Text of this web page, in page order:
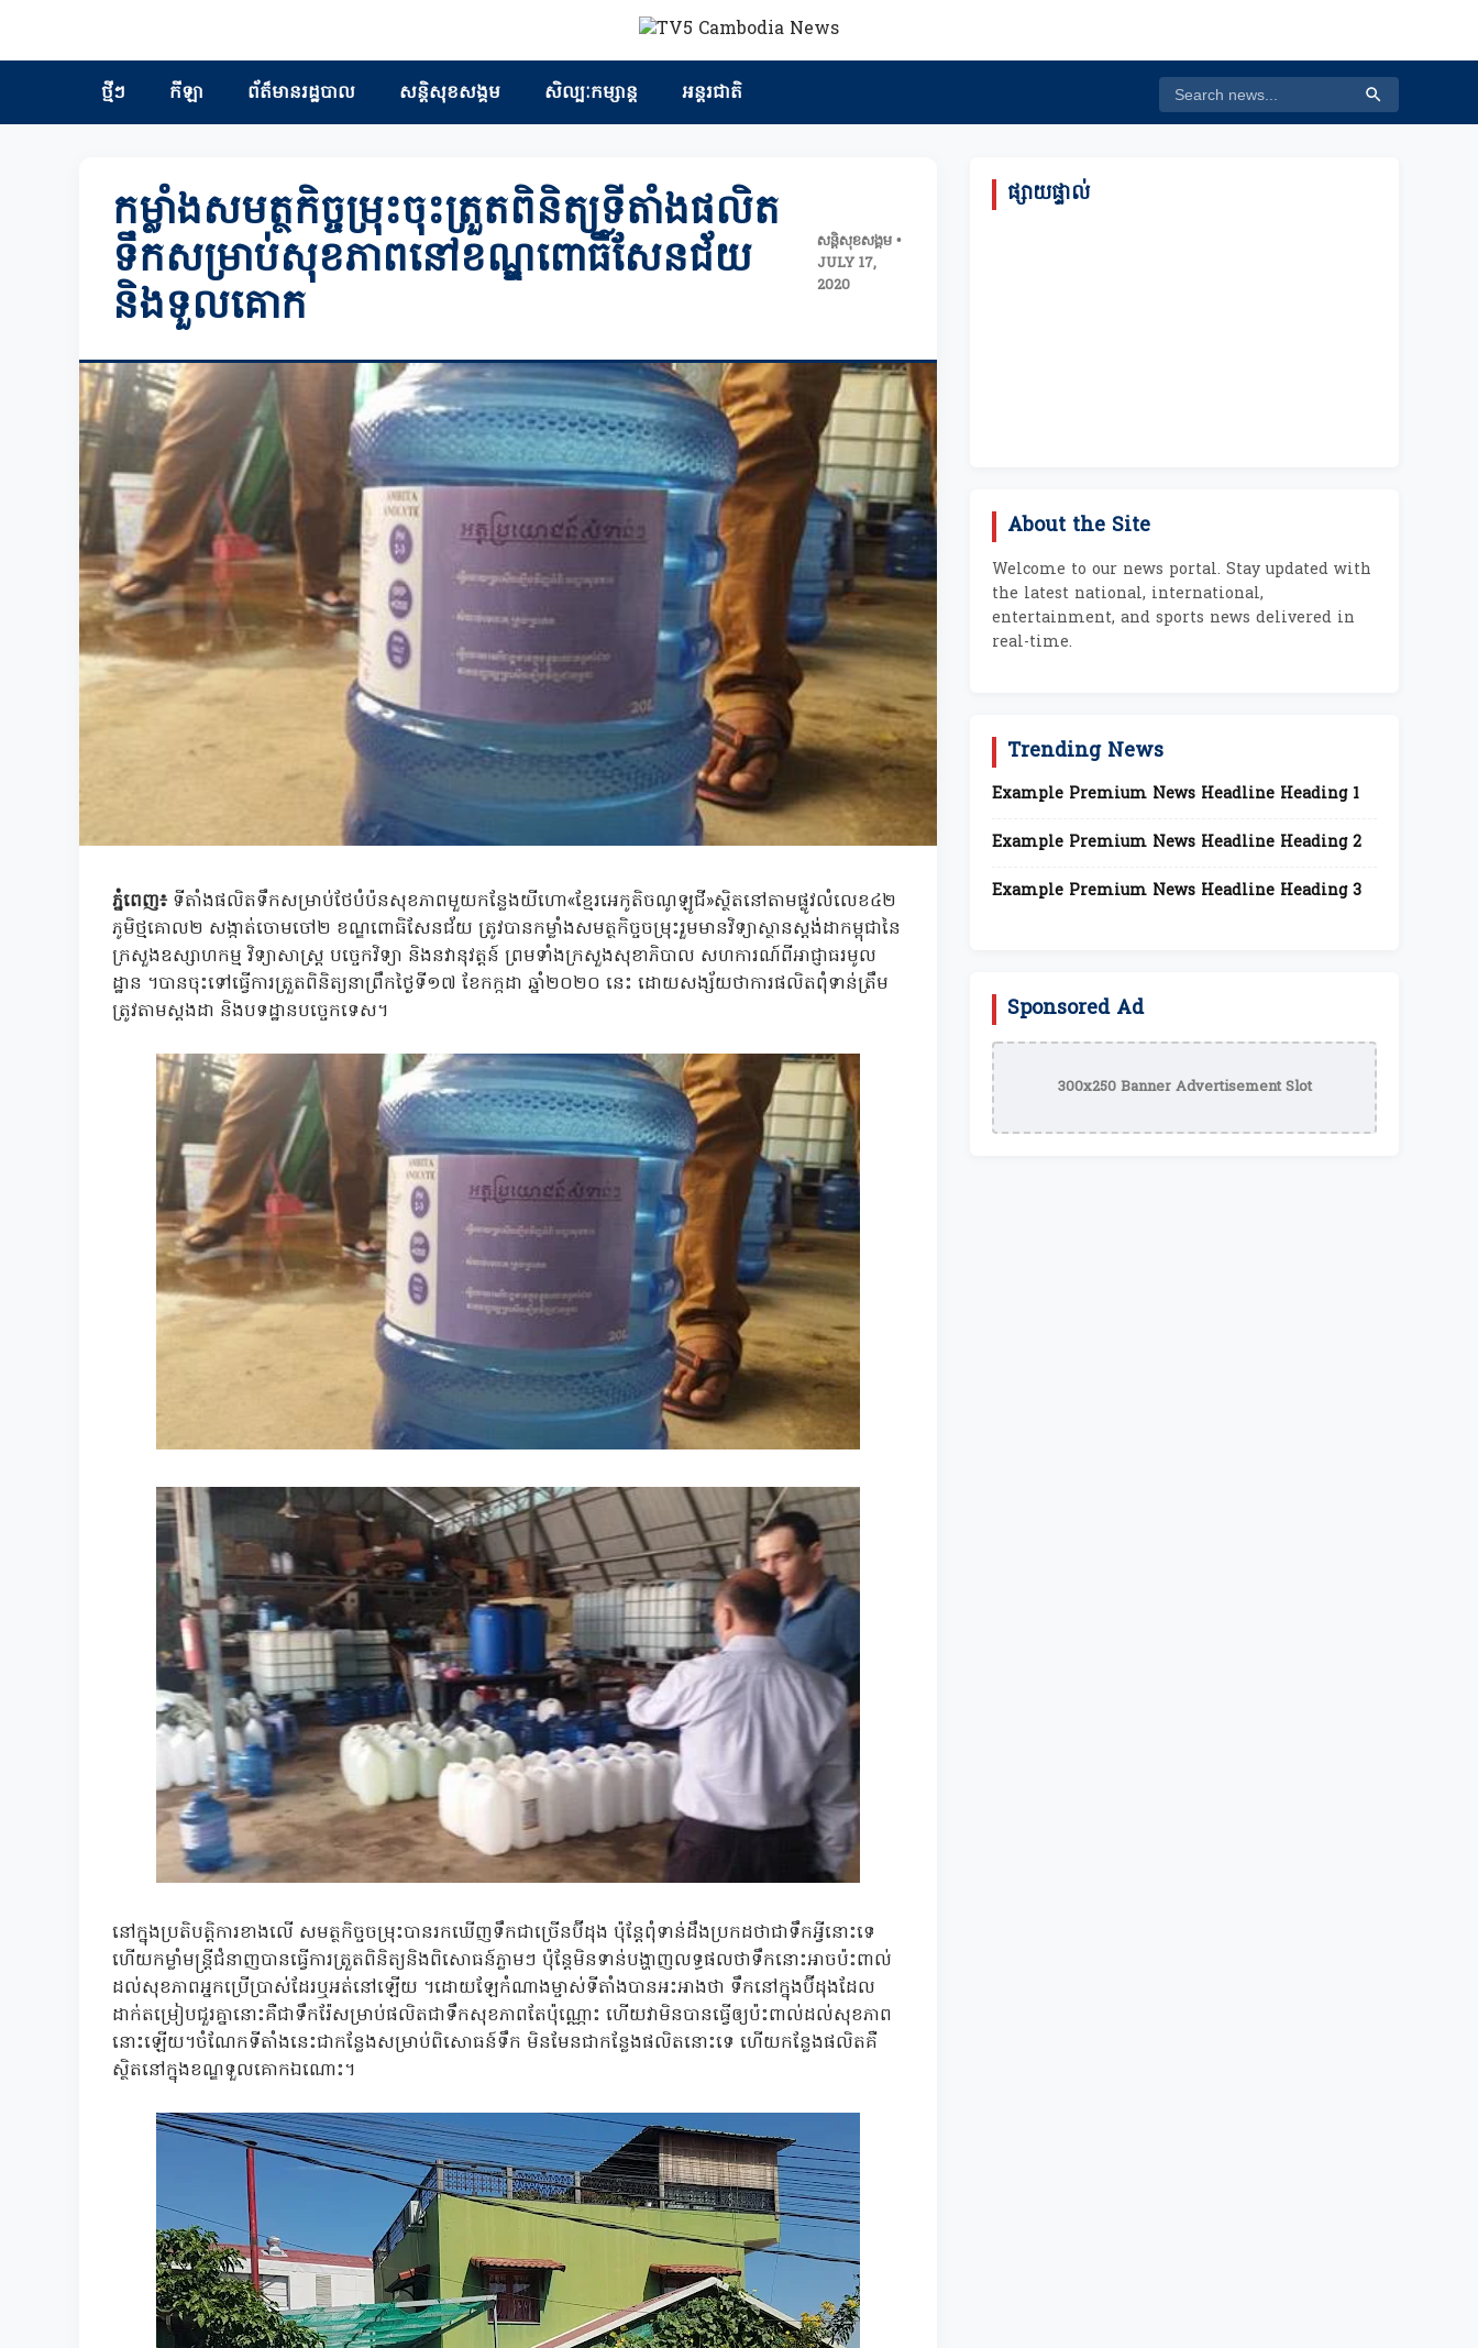
ថ្មីៗ កីឡា ព័ត៏មានរដ្ឋបាល សន្តិសុខសង្គម សិល្បៈកម្សាន្ត អន្តរជាតិ
កម្លាំងសមត្ថកិច្ចម្រុះចុះត្រួតពិនិត្យទីតាំងផលិត
ទឹកសម្រាប់សុខភាពនៅខណ្ឌពោធិ៍សែនជ័យ
និងទួលគោក
សន្តិសុខសង្គម •
JULY 17,
2020
ភ្នំពេញ៖ ទីតាំងផលិតទឹកសម្រាប់ថែបំប៉នសុខភាពមួយកន្លែងយីហោ«ខ្មែរអេកូតិចណូឡូជី»ស្ថិតនៅតាមផ្លូវលំលេខ៤២
ភូមិថ្មគោល២ សង្កាត់ចោមចៅ២ ខណ្ឌពោធិសែនជ័យ ត្រូវបានកម្លាំងសមត្ថកិច្ចចម្រុះរួមមានវិទ្យាស្ថានស្តង់ដាកម្ពុជានៃ
ក្រសួងឧស្សាហកម្ម វិទ្យាសាស្រ្ត បច្ចេកវិទ្យា និងនវានុវត្តន៍ ព្រមទាំងក្រសួងសុខាភិបាល សហការណ៍ពីអាជ្ញាធរមូល
ដ្ឋាន ។បានចុះទៅធ្វើការត្រួតពិនិត្យនាព្រឹកថ្ងៃទី១៧ ខែកក្កដា ឆ្នាំ២០២០ នេះ ដោយសង្ស័យថាការផលិតពុំទាន់ត្រឹម
ត្រូវតាមស្តងដា និងបទដ្ឋានបច្ចេកទេស។
នៅក្នុងប្រតិបត្តិការខាងលើ សមត្ថកិច្ចចម្រុះបានរកឃើញទឹកជាច្រើនប៊ីដុង ប៉ុន្តែពុំទាន់ដឹងប្រកដថាជាទឹកអ្វីនោះទេ
ហើយកម្លាំមន្រ្តីជំនាញបានធ្វើការត្រួតពិនិត្យនិងពិសោធន៍ភ្លាមៗ ប៉ុន្តែមិនទាន់បង្ហាញលទ្ធផលថាទឹកនោះអាចប៉ះពាល់
ដល់សុខភាពអ្នកប្រើប្រាស់ដែរឬអត់នៅឡើយ ។ដោយឡែកំណាងម្ចាស់ទីតាំងបានអះអាងថា ទឹកនៅក្នុងប៊ីដុងដែល
ដាក់តម្រៀបជួរគ្នានោះគឺជាទឹករ៉ែសម្រាប់ផលិតជាទឹកសុខភាពតែប៉ុណ្ណោះ ហើយវាមិនបានធ្វើឲ្យប៉ះពាល់ដល់សុខភាព
នោះឡើយ។ចំណែកទីតាំងនេះជាកន្លែងសម្រាប់ពិសោធន៍ទឹក មិនមែនជាកន្លែងផលិតនោះទេ ហើយកន្លែងផលិតគឺ
ស្ថិតនៅក្នុងខណ្ឌទួលគោកឯណោះ។
ផ្សាយផ្ទាល់
About the Site
Welcome to our news portal. Stay updated with
the latest national, international,
entertainment, and sports news delivered in
real-time.
Trending News
Example Premium News Headline Heading 1
Example Premium News Headline Heading 2
Example Premium News Headline Heading 3
Sponsored Ad
300x250 Banner Advertisement Slot